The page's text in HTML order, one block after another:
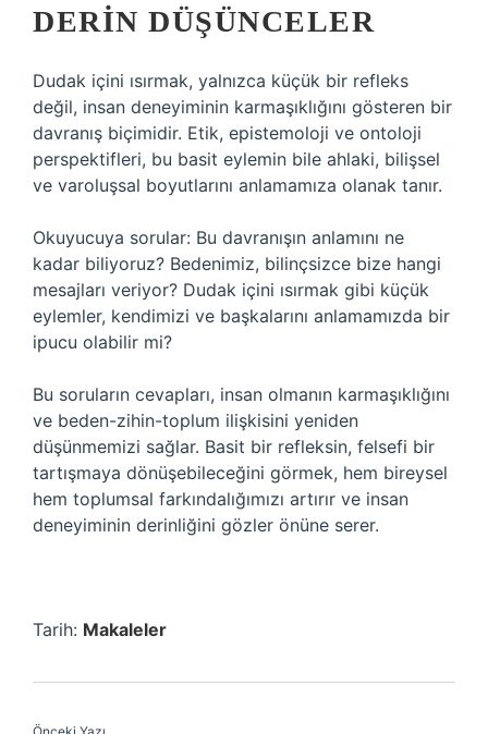
DERIN DÜŞÜNCELER
Dudak içini ısırmak, yalnızca küçük bir refleks
değil, insan deneyiminin karmaşıklığını gösteren bir
davranış biçimidir. Etik, epistemoloji ve ontoloji
perspektifleri, bu basit eylemin bile ahlaki, bilişsel
ve varoluşsal boyutlarını anlamamıza olanak tanır.
Okuyucuya sorular: Bu davranışın anlamını ne
kadar biliyoruz? Bedenimiz, bilinçsizce bize hangi
mesajları veriyor? Dudak içini ısırmak gibi küçük
eylemler, kendimizi ve başkalarını anlamamızda bir
ipucu olabilir mi?
Bu soruların cevapları, insan olmanın karmaşıklığını
ve beden-zihin-toplum ilişkisini yeniden
düşünmemizi sağlar. Basit bir refleksin, felsefi bir
tartışmaya dönüşebileceğini görmek, hem bireysel
hem toplumsal farkındalığımızı artırır ve insan
deneyiminin derinliğini gözler önüne serer.
Tarih: Makaleler